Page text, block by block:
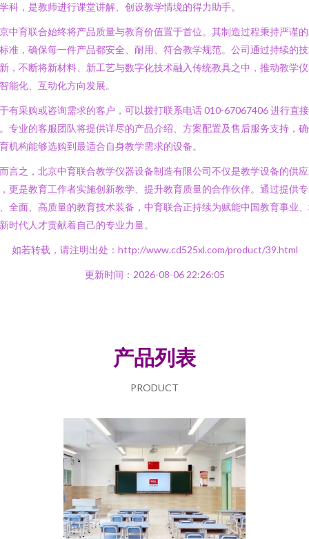
科，是教师进行课堂讲解、创设教学情境的得力助手。
中育联合始终将产品质量与教育价值置于首位。其制造过程秉持严谨
准，确保每一件产品都安全、耐用、符合教学规范。公司通过持续的
，不断将新材料、新工艺与数字化技术融入传统教具之中，推动教学
能化、互动化方向发展。
有采购或咨询需求的客户，可以拨打联系电话 010-67067406 进行直
专业的客服团队将提供详尽的产品介绍、方案配置及售后服务支持，
机构能够选购到最适合自身教学需求的设备。
言之，北京中育联合教学仪器设备制造有限公司不仅是教学设备的供应
更是教育工作者实施创新教学、提升教育质量的合作伙伴。通过提供专
全面、高质量的教育技术装备，中育联合正持续为赋能中国教育事业
时代人才贡献着自己的专业力量。
如若转载，请注明出处：http://www.cd525xl.com/product/39.html
更新时间：2026-08-06 22:26:05
产品列表
PRODUCT